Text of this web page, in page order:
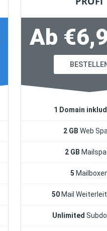
Ab
BESTELLEN
1 Domain
2 GB Web
2 GB
5
50 Mail
Unlimited